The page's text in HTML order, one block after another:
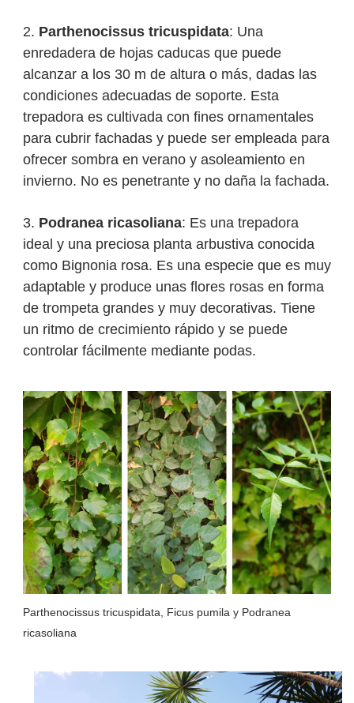
2. Parthenocissus tricuspidata: Una
enredadera de hojas caducas que puede
alcanzar a los 30 m de altura o más, dadas las
condiciones adecuadas de soporte. Esta
trepadora es cultivada con fines ornamentales
para cubrir fachadas y puede ser empleada para
ofrecer sombra en verano y asoleamiento en
invierno. No es penetrante y no daña la fachada.
3. Podranea ricasoliana: Es una trepadora
ideal y una preciosa planta arbustiva conocida
como Bignonia rosa. Es una especie que es muy
adaptable y produce unas flores rosas en forma
de trompeta grandes y muy decorativas. Tiene
un ritmo de crecimiento rápido y se puede
controlar fácilmente mediante podas.
Parthenocissus tricuspidata, Ficus pumila y Podranea
ricasoliana